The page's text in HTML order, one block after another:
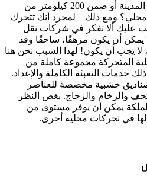
داخل المدينة أو ضمن 200 كيلومتر من
محلي؟ ومع ذلك – لمجرد أنك تتحرك
عليك ألا تفكر في شركات نقل
يمكن أن يكون مرهقًا، ساحقًا وقد
يجب أن يكون! لهذا السبب نحن هنا
المتحركة مجموعة كاملة من
خدمات التعبئة الكاملة والإعداد.
خشبية مخصصة للعناصر
والرخام والزجاج. بغض النظر
يمكن أن يوفر مستوى من
لها في تحركات محلية أخرى.